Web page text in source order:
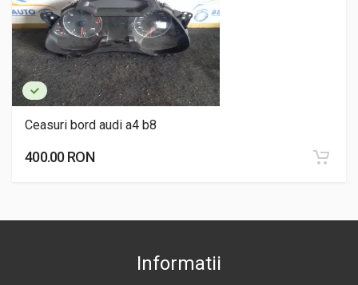
Ceasuri bord audi a4 b8
400.00 RON
Informatii